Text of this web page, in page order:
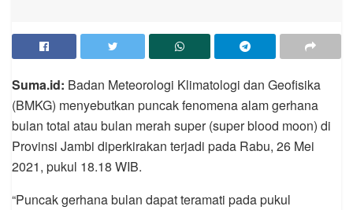
Suma.id: Badan Meteorologi Klimatologi dan Geofisika
(BMKG) menyebutkan puncak fenomena alam gerhana
bulan total atau bulan merah super (super blood moon) di
Provinsi Jambi diperkirakan terjadi pada Rabu, 26 Mei
2021, pukul 18.18 WIB.
“Puncak gerhana bulan dapat teramati pada pukul